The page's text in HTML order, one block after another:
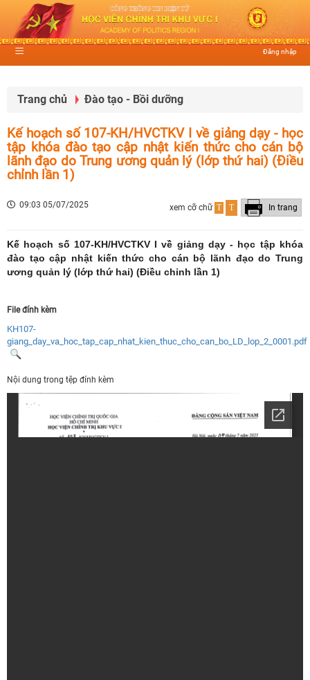
Đăng nhập
Trang chủ Đào tạo - Bồi dưỡng
Kế hoạch số 107-KH/HVCTKV I về giảng dạy - học
tập khóa đào tạo cập nhật kiến thức cho cán bộ
lãnh đạo do Trung ương quản lý (lớp thứ hai) (Điều
chỉnh lần 1)
09:03 05/07/2025 xem cỡ chữ T T In trang
Kế hoạch số 107-KH/HVCTKV I về giảng dạy - học tập khóa
đào tạo cập nhật kiến thức cho cán bộ lãnh đạo do Trung
ương quản lý (lớp thứ hai) (Điều chỉnh lần 1)
File đính kèm
KH107-
giang_day_va_hoc_tap_cap_nhat_kien_thuc_cho_can_bo_LD_lop_2_0001.pdf
Nội dung trong tệp đính kèm